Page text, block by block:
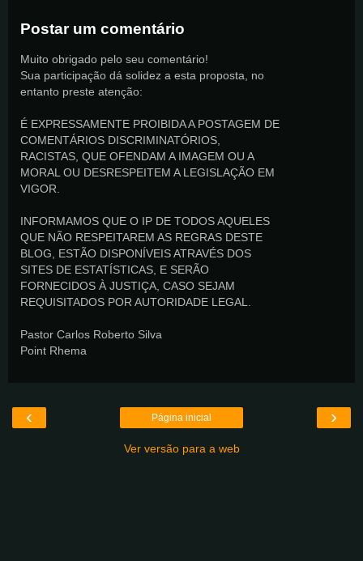
Postar um comentário
Muito obrigado pelo seu comentário!
Sua participação dá solidez a esta proposta, no
entanto preste atenção:
É EXPRESSAMENTE PROIBIDA A POSTAGEM DE
COMENTÁRIOS DISCRIMINATÓRIOS,
RACISTAS, QUE OFENDAM A IMAGEM OU A
MORAL OU DESRESPEITEM A LEGISLAÇÃO EM
VIGOR.
INFORMAMOS QUE O IP DE TODOS AQUELES
QUE NÃO RESPEITAREM AS REGRAS DESTE
BLOG, ESTÃO DISPONÍVEIS ATRAVÉS DOS
SITES DE ESTATÍSTICAS, E SERÃO
FORNECIDOS À JUSTIÇA, CASO SEJAM
REQUISITADOS POR AUTORIDADE LEGAL.
Pastor Carlos Roberto Silva
Point Rhema
‹ ›
Página inicial
Ver versão para a web